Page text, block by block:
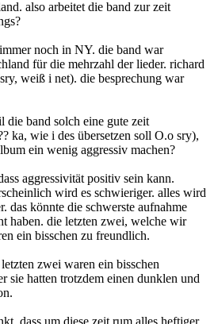
also arbeitet die band zur zeit
noch in NY. die band war
für die mehrzahl der lieder. richard
weiß i net). die besprechung war
die band solch eine gute zeit
ka, wie i des übersetzen soll O.o sry),
ein wenig aggressiv machen?
aggressivität positiv sein kann.
wird es schwieriger. alles wird
das könnte die schwerste aufnahme
haben. die letzten zwei, welche wir
ein bisschen zu freundlich.
zwei waren ein bisschen
sie hatten trotzdem einen dunklen und
dass um diese zeit rum alles heftiger